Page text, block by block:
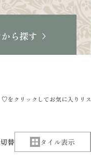
ら探す
♡をクリックしてお気に入りリ
替 タイル表示